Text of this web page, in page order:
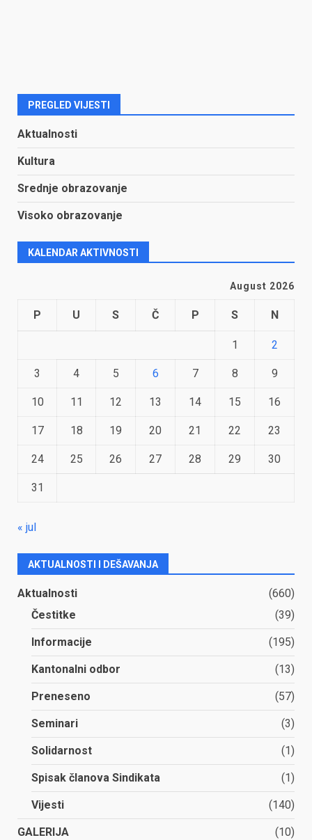
PREGLED VIJESTI
Aktualnosti
Kultura
Srednje obrazovanje
Visoko obrazovanje
KALENDAR AKTIVNOSTI
August 2026
P U S Č P S N
1 2
3 4 5 6 7 8 9
10 11 12 13 14 15 16
17 18 19 20 21 22 23
24 25 26 27 28 29 30
31
« jul
AKTUALNOSTI I DEŠAVANJA
Aktualnosti
(660)
Čestitke
(39)
Informacije (195)
Kantonalni odbor (13)
Preneseno (57)
Seminari (3)
Solidarnost (1)
Spisak članova Sindikata (1)
Vijesti (140)
GALERIJA
(10)